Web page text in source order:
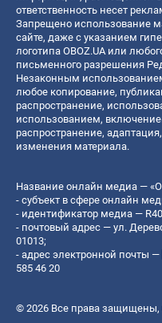
ответственность несет
Запрещено использование
сайте, даже с указанием
логотипа OBOZ.UA или
письменного разрешения
Незаконным
любое копирование,
распространение,
использованием,
распространение,
изменения материала.
Название онлайн медиа —
- субъект в сфере онлайн
- идентификатор медиа —
- почтовый адрес — ул.
01013;
- адрес электронной почты —
585 46 20
© 2026 Все права защищены,